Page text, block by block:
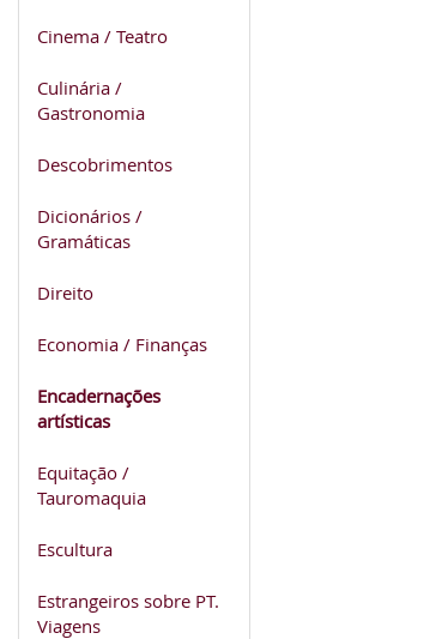
Cinema / Teatro
Culinária /
Gastronomia
Descobrimentos
Dicionários /
Gramáticas
Direito
Economia / Finanças
Encadernações
artísticas
Equitação /
Tauromaquia
Escultura
Estrangeiros sobre PT.
Viagens